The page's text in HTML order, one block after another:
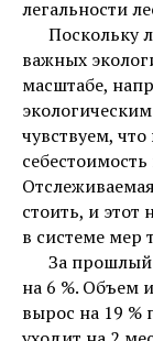
легальности
Поскольку
важных
масштабе,
чувствуем,
стоить, и
в системе мер
За прошлый
на 6 %. Объем
вырос на 19 %